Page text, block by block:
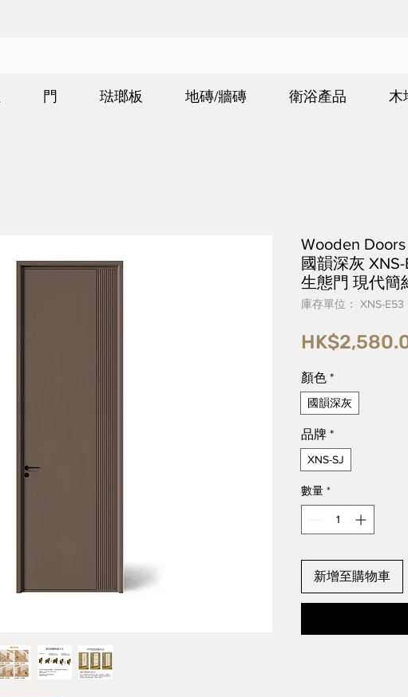
門 琺瑯板 地磚/牆磚 衛浴產品 木
Wooden
國韻深灰
生態門 現代簡
庫存單位： XNS-E53
顏色 *
國韻深灰
品牌 *
XNS-SJ
數量 *
新增至購物車